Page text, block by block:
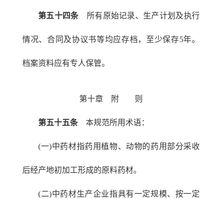
第五十四条所有原始记录、生产计划及执行
情况、合同及协议书等均应存档，至少保存5年。
档案资料应有专人保管。
第十章 附 则
第五十五条本规范所用术语：
(一)中药材指药用植物、动物的药用部分采收
后经产地初加工形成的原料药材。
(二)中药材生产企业指具有一定规模、按一定